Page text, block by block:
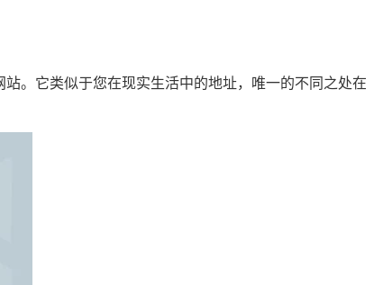
。它类似于您在现实生活中的地址，唯一的不同之处在